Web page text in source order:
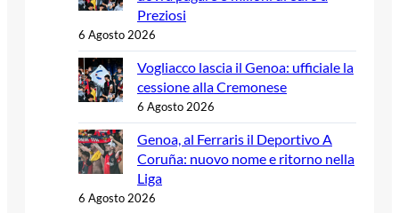
Preziosi
6 Agosto 2026
Vogliacco lascia il Genoa: ufficiale la
cessione alla Cremonese
6 Agosto 2026
Genoa, al Ferraris il Deportivo A
Coruña: nuovo nome e ritorno nella
Liga
6 Agosto 2026